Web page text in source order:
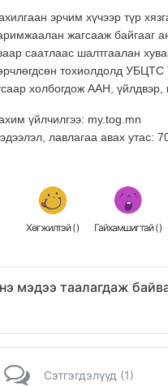
эрчим хүчээр түр
жагсааж байгааг
саатлаас шалтгаалан
тохиолдолд УБЦТС
холбогдож ААН,
үйлчилгээ: my.tog.mn
лавлагаа авах утас:
Хөгжилтэй () Гайхамшигтай ()
мэдээ таалагдаж
Сэтгэгдэлүүд (1)